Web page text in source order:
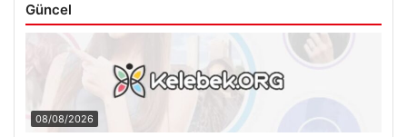
Güncel
08/08/2026